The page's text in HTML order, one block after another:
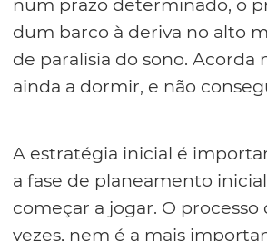
num prazo determinado, o
dum barco à deriva no alto
de paralisia do sono. Acorda
ainda a dormir, e não
A estratégia inicial é
a fase de planeamento
começar a jogar. O
vezes, nem é a mais